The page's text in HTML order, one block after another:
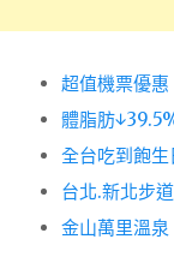
超值機票優惠
體脂肪
全台吃到飽生
台北.新北步道
金山萬里溫泉